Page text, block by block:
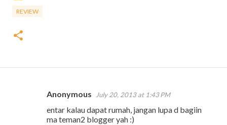
REVIEW
Anonymous July 20, 2013 at 1:43 PM
entar kalau dapat rumah, jangan lupa d bagiin
ma teman2 blogger yah :)